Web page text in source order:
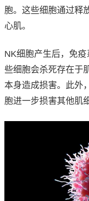
胞。这些细胞通过释
心肌。
NK细胞产生后，免
些细胞会杀死存在于
本身造成损害。此外
胞进一步损害其他肌